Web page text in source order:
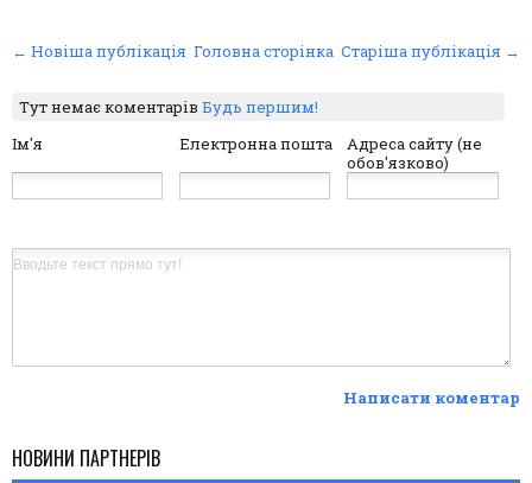
← Новіша публікація Старіша публікація →
Головна сторінка
Тут немає коментарівБудь першим!
Ім'я
Електронна пошта
Адреса сайту (не
обов'язково)
Написати коментар
НОВИНИ ПАРТНЕРІВ